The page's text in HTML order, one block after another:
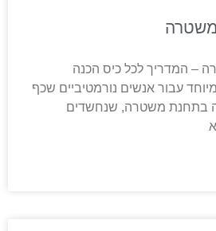
– המדריך לכל כיס הכנה
עבור אנשים נורמטיביים שכף
בתחנת משטרה, שנחשדים